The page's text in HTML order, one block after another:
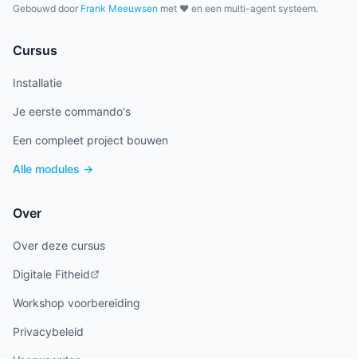
Gebouwd door Frank Meeuwsen met ❤️ en een multi-agent systeem.
Cursus
Installatie
Je eerste commando's
Een compleet project bouwen
Alle modules →
Over
Over deze cursus
Digitale Fitheid
Workshop voorbereiding
Privacybeleid